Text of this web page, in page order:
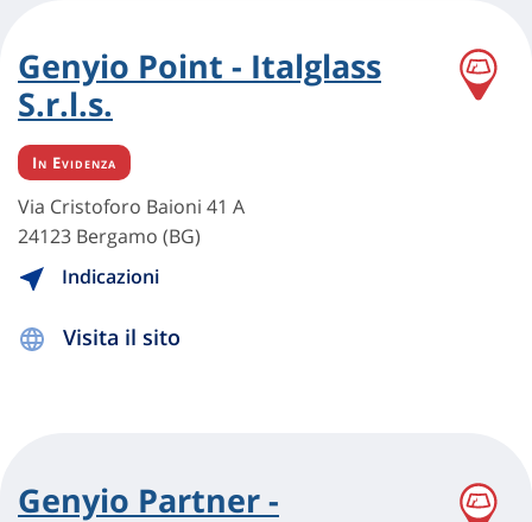
Genyio Point - Italglass
S.r.l.s.
In Evidenza
Via Cristoforo Baioni 41 A
24123 Bergamo (BG)
Indicazioni
Visita il sito
Genyio Partner -